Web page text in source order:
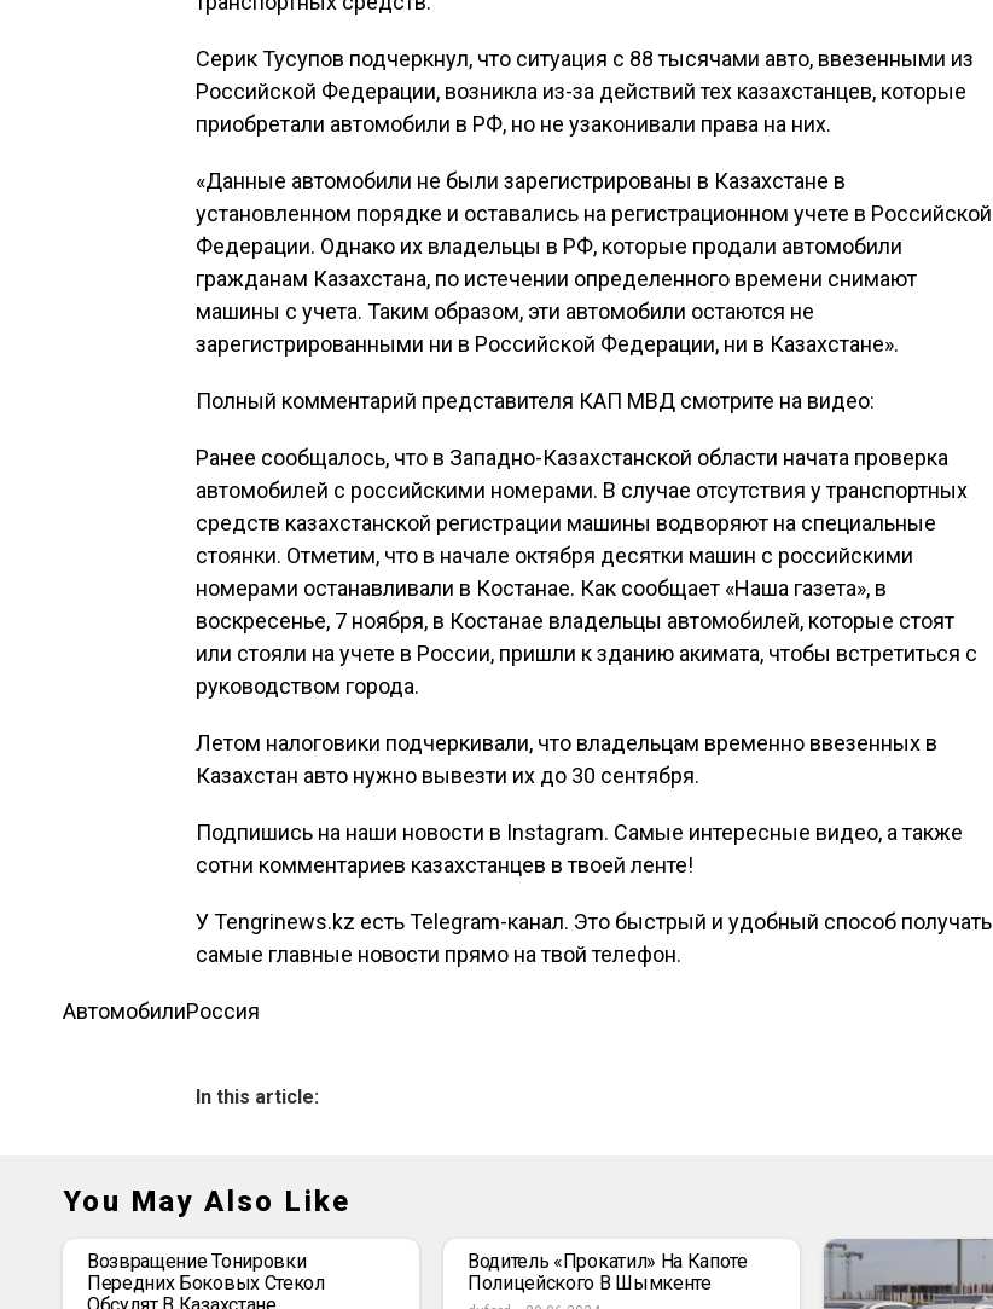
Серик Тусупов подчеркнул, что ситуация с 88 тысячами авто, ввезенными из
Российской Федерации, возникла из-за действий тех казахстанцев, которые
приобретали автомобили в РФ, но не узаконивали права на них.
«Данные автомобили не были зарегистрированы в Казахстане в
установленном порядке и оставались на регистрационном учете в Российской
Федерации. Однако их владельцы в РФ, которые продали автомобили
гражданам Казахстана, по истечении определенного времени снимают
машины с учета. Таким образом, эти автомобили остаются не
зарегистрированными ни в Российской Федерации, ни в Казахстане».
Полный комментарий представителя КАП МВД смотрите на видео:
Ранее сообщалось, что в Западно-Казахстанской области начата проверка
автомобилей с российскими номерами. В случае отсутствия у транспортных
средств казахстанской регистрации машины водворяют на специальные
стоянки. Отметим, что в начале октября десятки машин с российскими
номерами останавливали в Костанае. Как сообщает «Наша газета», в
воскресенье, 7 ноября, в Костанае владельцы автомобилей, которые стоят
или стояли на учете в России, пришли к зданию акимата, чтобы встретиться с
руководством города.
Летом налоговики подчеркивали, что владельцам временно ввезенных в
Казахстан авто нужно вывезти их до 30 сентября.
Подпишись на наши новости в Instagram. Самые интересные видео, а также
сотни комментариев казахстанцев в твоей ленте!
У Tengrinews.kz есть Telegram-канал. Это быстрый и удобный способ получать
самые главные новости прямо на твой телефон.
АвтомобилиРоссия
In this article:
You May Also Like
Возвращение Тонировки
Передних Боковых Стекол
Водитель «прокатил» На Капоте
Полицейского В Шымкенте